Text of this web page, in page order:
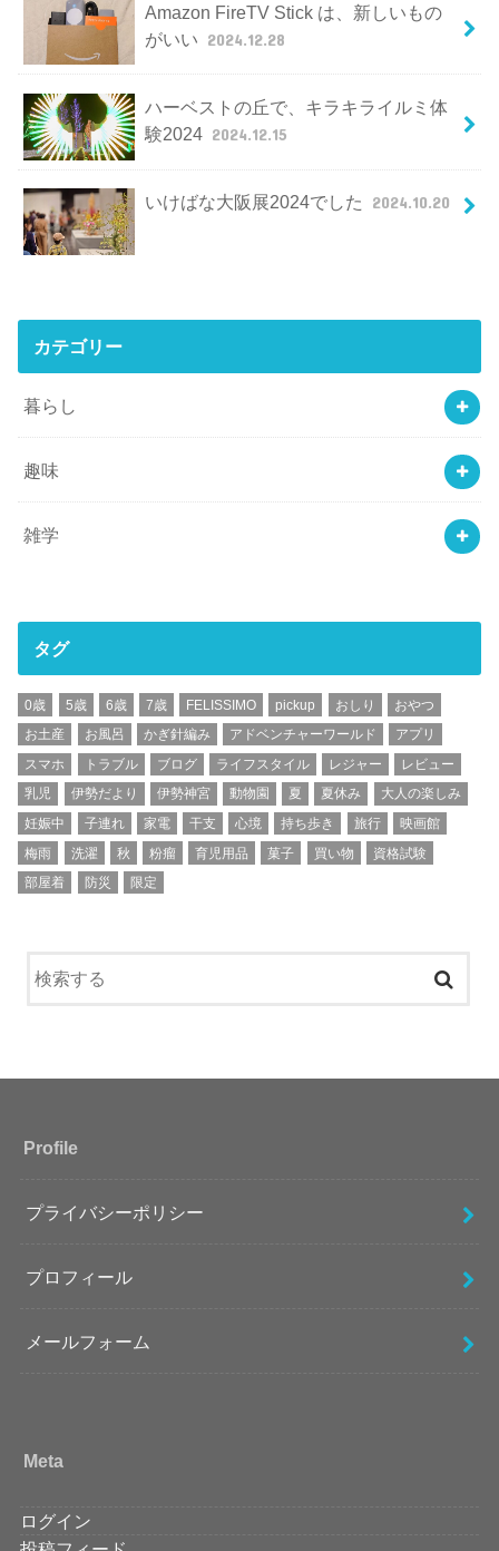
Amazon FireTV Stick は、新しいもの
がいい 2024.12.28
ハーベストの丘で、キラキライルミ体
験2024 2024.12.15
いけばな大阪展2024でした 2024.10.20
カテゴリー
暮らし
趣味
雑学
タグ
0歳 5歳 6歳 7歳 FELISSIMO pickup おしり
おやつ
お土産
お風呂 かぎ針編み アドベンチャーワールド
アプリ
スマホ
トラブル ブログ ライフスタイル レジャー
レビュー
乳児
伊勢だより 伊勢神宮 動物園 夏 夏休み
大人の楽しみ
妊娠中
子連れ 家電 干支 心境 持ち歩き 旅行
映画館
梅雨
洗濯 秋 粉瘤 育児用品 菓子 買い物
資格試験
部屋着
防災 限定
Profile
プライバシーポリシー
プロフィール
メールフォーム
Meta
ログイン